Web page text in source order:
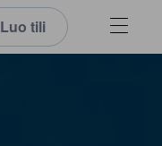
Luo tili